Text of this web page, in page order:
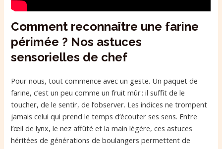
Comment reconnaître une farine
périmée ? Nos astuces
sensorielles de chef
Pour nous, tout commence avec un geste. Un paquet de
farine, c’est un peu comme un fruit mûr : il suffit de le
toucher, de le sentir, de l’observer. Les indices ne trompent
jamais celui qui prend le temps d’écouter ses sens. Entre
l’œil de lynx, le nez affûté et la main légère, ces astuces
héritées de générations de boulangers permettent de